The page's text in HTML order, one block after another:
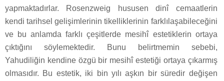
yapmaktadırlar. Rosenzweig hususen dinî cemaatlerin
kendi tarihsel gelişimlerinin tikelliklerinin farklılaşabileceğini
ve bu anlamda farklı çeşitlerde mesihî estetiklerin ortaya
çıktığını söylemektedir. Bunu belirtmemin sebebi,
Yahudiliğin kendine özgü bir mesihî estetiği ortaya çıkarmış
olmasıdır. Bu estetik, iki bin yılı aşkın bir süredir değişen